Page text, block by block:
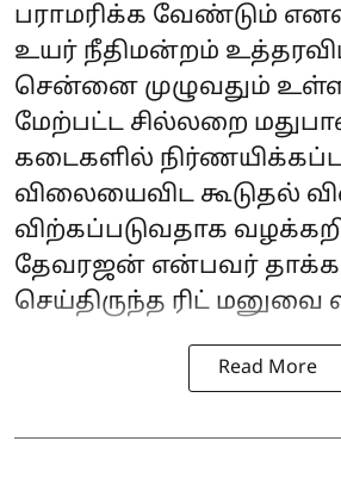
பராமரிக்க வேண்டும்
உயர் நீதிமன்றம்
சென்னை முழுவதும் உள்ள
மேற்பட்ட சில்லறை
கடைகளில்
விலையைவிட கூடுதல்
விற்கப்படுவதாக
தேவரஜன் என்பவர்
செய்திருந்த ரிட் மனுவை
Read More